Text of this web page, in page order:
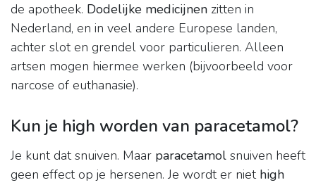
de apotheek. Dodelijke medicijnen zitten in
Nederland, en in veel andere Europese landen,
achter slot en grendel voor particulieren. Alleen
artsen mogen hiermee werken (bijvoorbeeld voor
narcose of euthanasie).
Kun je high worden van paracetamol?
Je kunt dat snuiven. Maar paracetamol snuiven heeft
geen effect op je hersenen. Je wordt er niet high